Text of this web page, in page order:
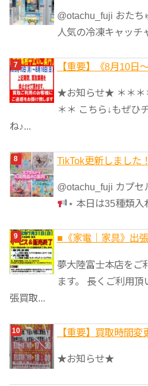
@otachu_fuji おたち
人気の冷凍キャッチ
【重要】《8月10日
★お知らせ★ ＊＊＊
＊＊ こちら↓もぜひ
ね♪...
TikTok更新しました
@otachu_fuji カプ
⋆ 本日は35種類入
■《家電｜家具》出
夢大陸富士本店をご
ます。 長くご利用
張買取...
【重要】買取時間変
★お知らせ★